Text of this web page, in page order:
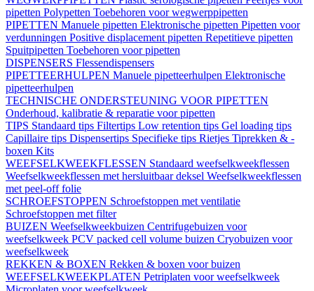
pipetten Polypetten Toebehoren voor wegwerppipetten
PIPETTEN Manuele pipetten Elektronische pipetten Pipetten voor
verdunningen Positive displacement pipetten Repetitieve pipetten
Spuitpipetten Toebehoren voor pipetten
DISPENSERS Flessendispensers
PIPETTEERHULPEN Manuele pipetteerhulpen Elektronische
pipetteerhulpen
TECHNISCHE ONDERSTEUNING VOOR PIPETTEN
Onderhoud, kalibratie & reparatie voor pipetten
TIPS Standaard tips Filtertips Low retention tips Gel loading tips
Capillaire tips Dispensertips Specifieke tips Rietjes Tiprekken & -
boxen Kits
WEEFSELKWEEKFLESSEN Standaard weefselkweekflessen
Weefselkweekflessen met hersluitbaar deksel Weefselkweekflessen
met peel-off folie
SCHROEFSTOPPEN Schroefstoppen met ventilatie
Schroefstoppen met filter
BUIZEN Weefselkweekbuizen Centrifugebuizen voor
weefselkweek PCV packed cell volume buizen Cryobuizen voor
weefselkweek
REKKEN & BOXEN Rekken & boxen voor buizen
WEEFSELKWEEKPLATEN Petriplaten voor weefselkweek